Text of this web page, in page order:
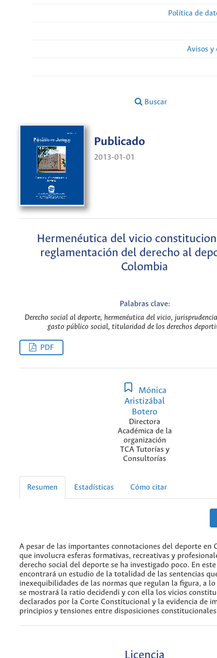
Política de
Avisos y
Buscar
Publicado
2013-01-01
Hermenéutica del vicio
reglamentación del derecho al
Colombia
Palabras clave:
Derecho social al deporte, hermenéutica del vicio,
gasto público social, titularidad de los derechos
PDF
Mónica
Aristizábal
Botero
Directora
Académica de la
organización
TCA Tutorías y
Consultorías
Resumen Estadísticas Cómo citar
A pesar de las importantes connotaciones del deporte en
que involucra esferas formativas, recreativas y
derecho social del deporte se ha investigado poco. En
encontrará un estudio de la totalidad de las sentencias
inexequibilidades de las normas que regulan la figura, a
se mostrará la ratio decidendi y con ella los vicios
declarados por la Corte Constitucional y la evidencia de
principios y tensiones entre disposiciones